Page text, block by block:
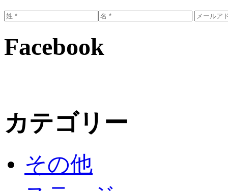
Facebook
カテゴリー
その他